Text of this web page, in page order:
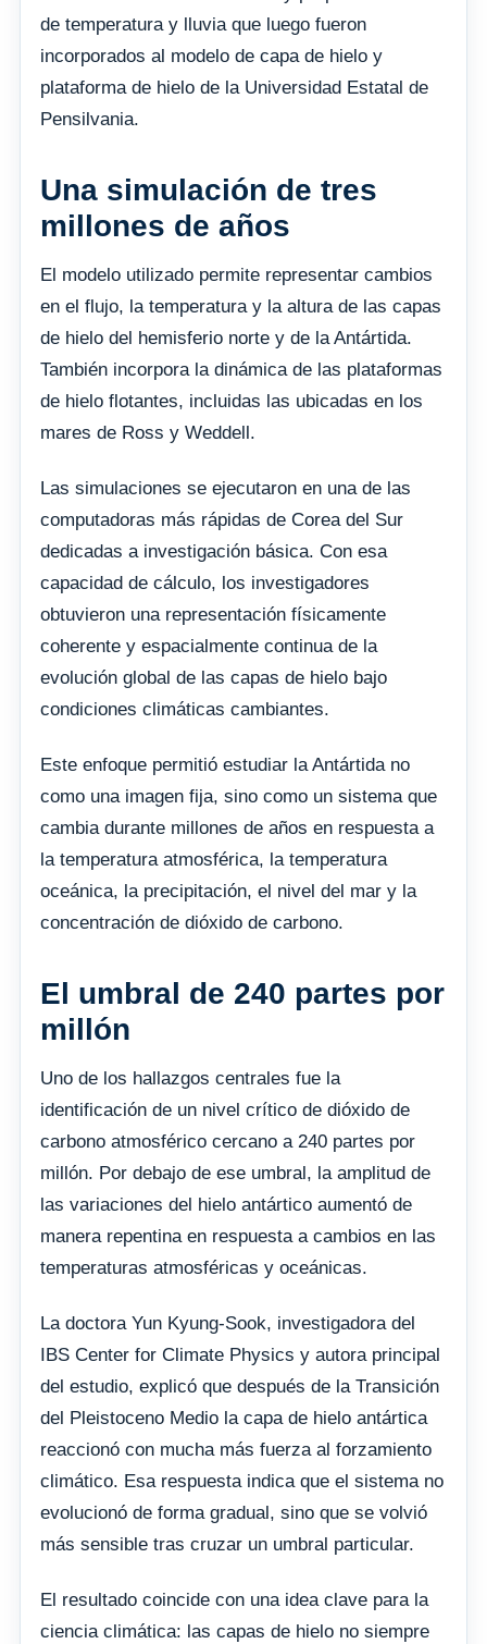
de temperatura y lluvia que luego fueron
incorporados al modelo de capa de hielo y
plataforma de hielo de la Universidad Estatal de
Pensilvania.
Una simulación de tres
millones de años
El modelo utilizado permite representar cambios
en el flujo, la temperatura y la altura de las capas
de hielo del hemisferio norte y de la Antártida.
También incorpora la dinámica de las plataformas
de hielo flotantes, incluidas las ubicadas en los
mares de Ross y Weddell.
Las simulaciones se ejecutaron en una de las
computadoras más rápidas de Corea del Sur
dedicadas a investigación básica. Con esa
capacidad de cálculo, los investigadores
obtuvieron una representación físicamente
coherente y espacialmente continua de la
evolución global de las capas de hielo bajo
condiciones climáticas cambiantes.
Este enfoque permitió estudiar la Antártida no
como una imagen fija, sino como un sistema que
cambia durante millones de años en respuesta a
la temperatura atmosférica, la temperatura
oceánica, la precipitación, el nivel del mar y la
concentración de dióxido de carbono.
El umbral de 240 partes por
millón
Uno de los hallazgos centrales fue la
identificación de un nivel crítico de dióxido de
carbono atmosférico cercano a 240 partes por
millón. Por debajo de ese umbral, la amplitud de
las variaciones del hielo antártico aumentó de
manera repentina en respuesta a cambios en las
temperaturas atmosféricas y oceánicas.
La doctora Yun Kyung-Sook, investigadora del
IBS Center for Climate Physics y autora principal
del estudio, explicó que después de la Transición
del Pleistoceno Medio la capa de hielo antártica
reaccionó con mucha más fuerza al forzamiento
climático. Esa respuesta indica que el sistema no
evolucionó de forma gradual, sino que se volvió
más sensible tras cruzar un umbral particular.
El resultado coincide con una idea clave para la
ciencia climática: las capas de hielo no siempre